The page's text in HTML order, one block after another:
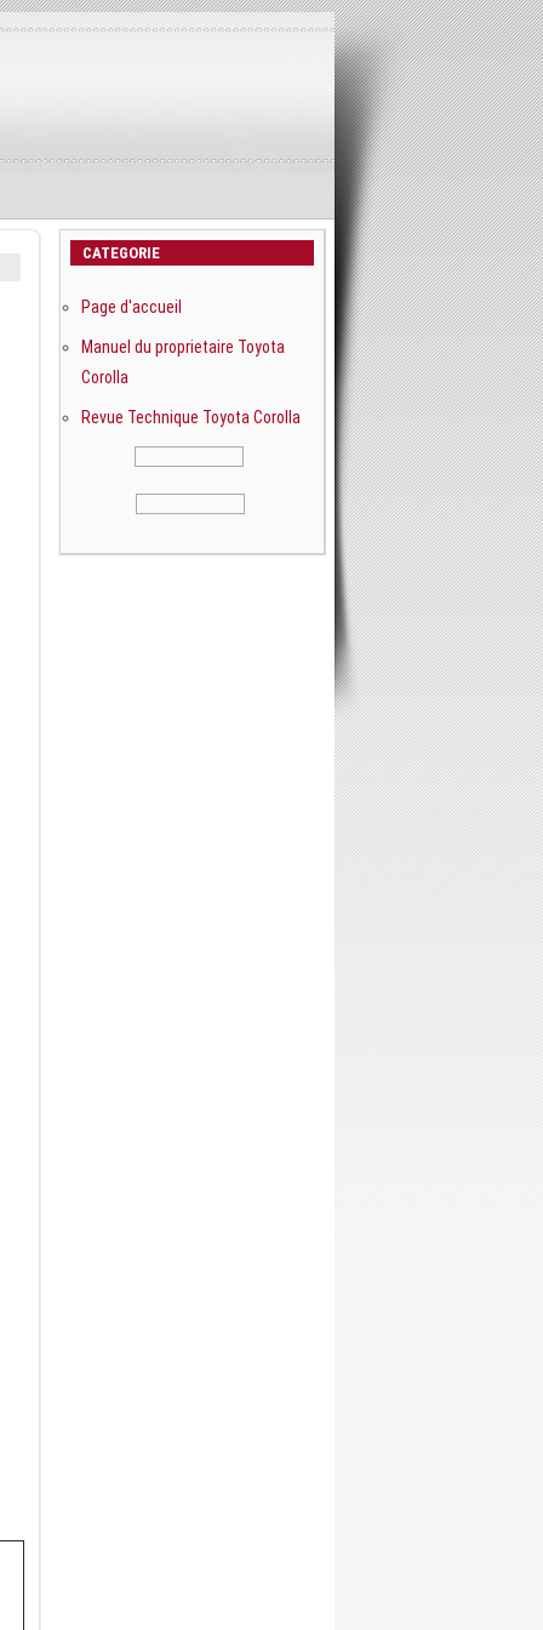
CATEGORIE
Page d'accueil
Manuel du proprietaire Toyota
Corolla
Revue Technique Toyota Corolla